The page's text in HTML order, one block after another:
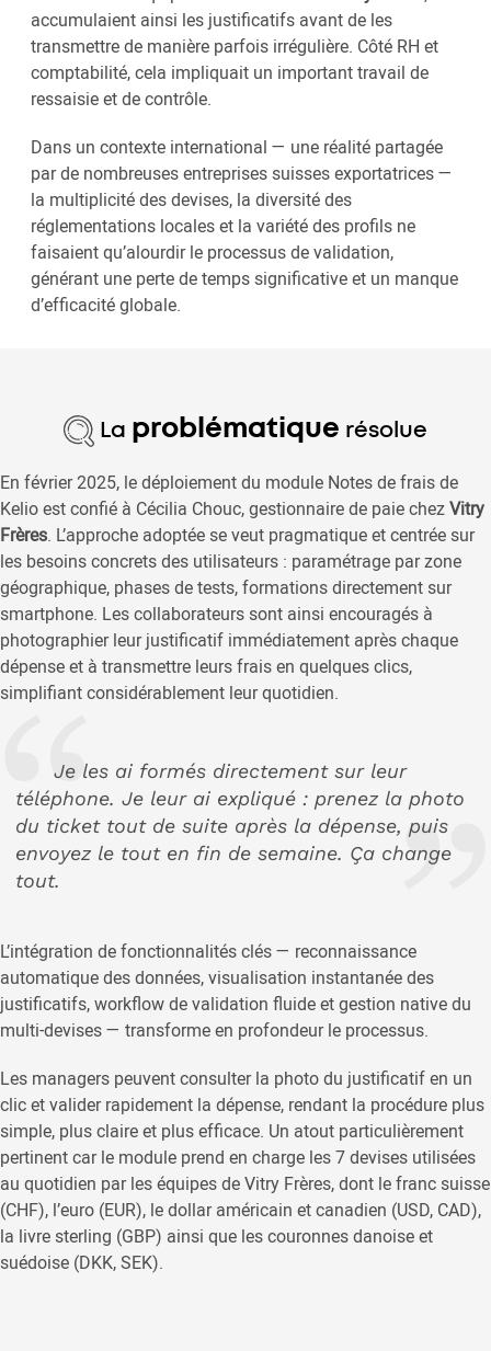
accumulaient ainsi les justificatifs avant de les
transmettre de manière parfois irrégulière. Côté RH et
comptabilité, cela impliquait un important travail de
ressaisie et de contrôle.
Dans un contexte international — une réalité partagée
par de nombreuses entreprises suisses exportatrices —
la multiplicité des devises, la diversité des
réglementations locales et la variété des profils ne
faisaient qu’alourdir le processus de validation,
générant une perte de temps significative et un manque
d’efficacité globale.
La problématique résolue
En février 2025, le déploiement du module Notes de frais de
Kelio est confié à Cécilia Chouc, gestionnaire de paie chezVitry
Frères. L’approche adoptée se veut pragmatique et centrée sur
les besoins concrets des utilisateurs : paramétrage par zone
géographique, phases de tests, formations directement sur
smartphone. Les collaborateurs sont ainsi encouragés à
photographier leur justificatif immédiatement après chaque
dépense et à transmettre leurs frais en quelques clics,
simplifiant considérablement leur quotidien.
Je les ai formés directement sur leur
téléphone. Je leur ai expliqué : prenez la photo
du ticket tout de suite après la dépense, puis
envoyez le tout en fin de semaine. Ça change
tout.
L’intégration de fonctionnalités clés — reconnaissance
automatique des données, visualisation instantanée des
justificatifs, workflow de validation fluide et gestion native du
multi-devises — transforme en profondeur le processus.
Les managers peuvent consulter la photo du justificatif en un
clic et valider rapidement la dépense, rendant la procédure plus
simple, plus claire et plus efficace. Un atout particulièrement
pertinent car le module prend en charge les 7 devises utilisées
au quotidien par les équipes de Vitry Frères, dont le franc suisse
(CHF), l’euro (EUR), le dollar américain et canadien (USD, CAD),
la livre sterling (GBP) ainsi que les couronnes danoise et
suédoise (DKK, SEK).